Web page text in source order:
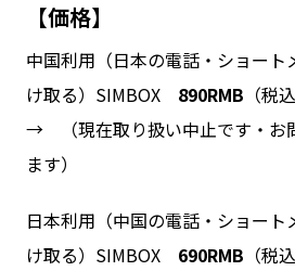
【価格】
中国利用（日本の電話・ショート
け取る）SIMBOX 890RMB （税込
→ （現在取り扱い中止です・お
ます）
日本利用（中国の電話・ショート
け取る）SIMBOX 690RMB （税込